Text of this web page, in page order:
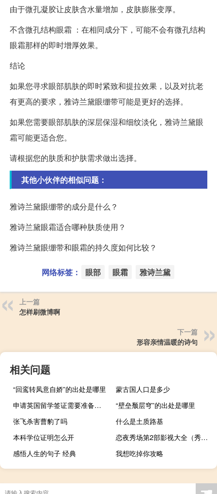
由于微孔凝胶让皮肤含水量增加，皮肤膨胀变厚。
不含微孔结构眼霜 ：在相同成分下，可能不会有微孔结构
眼霜那样的即时增厚效果。
结论
如果您寻求眼部肌肤的即时紧致和提拉效果，以及对抗老
有更高的要求，雅诗兰黛眼绷带可能是更好的选择。
如果您需要眼部肌肤的深层保湿和细纹淡化，雅诗兰黛眼
霜可能更适合您。
请根据您的肤质和护肤需求做出选择。
其他小伙伴的相似问题：
雅诗兰黛眼绷带的成分是什么？
雅诗兰黛眼霜适合哪种肤质使用？
雅诗兰黛眼绷带和眼霜的持久度如何比较？
网络标签： 眼部 眼霜 雅诗兰黛
上一篇
怎样刷微博啊
下一篇
形容亲情温暖的诗句
相关问题
“回鸾转凤意自娇”的出处是哪里
蒙古国人口是多少
申请英国留学签证需要准备那些材料
“壁垒颓层穹”的出处是哪里
张飞杀害曹豹了吗
什么是土质路基
本科学位证明怎么开
恋夜秀场第2部影视大全（秀秀恋场房间电影）
感悟人生的句子 经典
我想吃掉你攻略